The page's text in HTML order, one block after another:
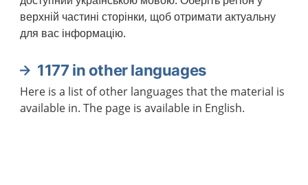
верхній частині сторінки, щоб отримати актуальну
для вас інформацію.
1177 in other languages
Here is a list of other languages that the material is
available in. The page is available in English.